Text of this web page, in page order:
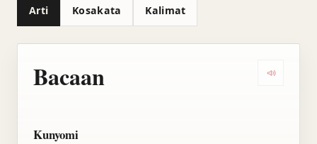
Arti Kosakata Kalimat
Bacaan
Kunyomi